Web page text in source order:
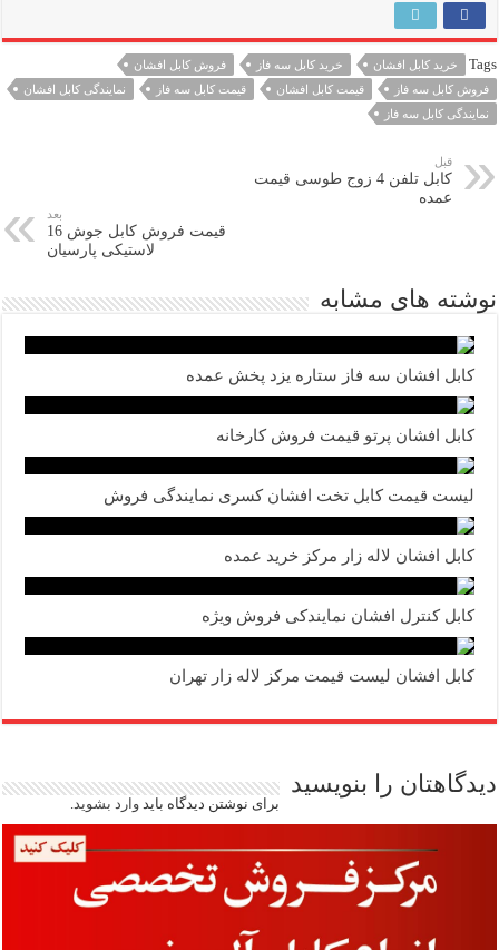
Tags خرید کابل افشان خرید کابل سه فاز
فروش کابل افشان
فروش کابل سه فاز
قیمت کابل افشان قیمت کابل سه فاز
نمایندگی کابل افشان
نمایندگی کابل سه فاز
قبل
کابل تلفن 4 زوج طوسی قیمت
عمده
بعد
قیمت فروش کابل جوش 16
لاستیکی پارسیان
نوشته های مشابه
کابل افشان سه فاز ستاره یزد پخش عمده
کابل افشان پرتو قیمت فروش کارخانه
لیست قیمت کابل تخت افشان کسری نمایندگی فروش
کابل افشان لاله زار مرکز خرید عمده
کابل کنترل افشان نمایندکی فروش ویژه
کابل افشان لیست قیمت مرکز لاله زار تهران
دیدگاهتان را بنویسید
برای نوشتن دیدگاه بایدوارد بشوید.